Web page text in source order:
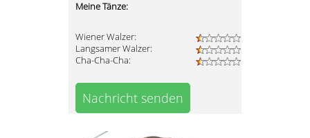
Meine Tänze:
Wiener Walzer:
Langsamer Walzer:
Cha-Cha-Cha:
Nachricht senden